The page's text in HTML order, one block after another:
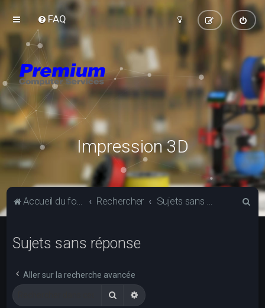
FAQ
Impression 3D
Accueil du forum Rechercher Sujets sans réponse
Sujets sans réponse
Aller sur la recherche avancée
RechercherRecherche avancée